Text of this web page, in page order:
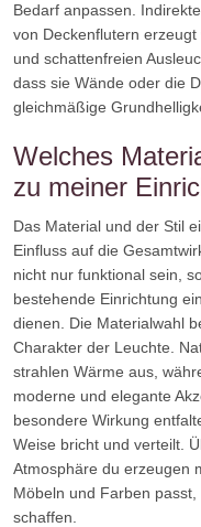
Bedarf anpassen.
von Deckenflutern
und schattenfreien
dass sie Wände oder die
gleichmäßige
Welches
zu meiner
Das Material und der Stil
Einfluss auf die
nicht nur funktional sein,
bestehende Einrichtung
dienen. Die Materialwahl
Charakter der Leuchte.
strahlen Wärme aus,
moderne und elegante
besondere Wirkung
Weise bricht und verteilt.
Atmosphäre du erzeugen
Möbeln und Farben
schaffen.